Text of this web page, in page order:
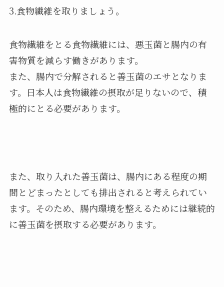
3.食物繊維を取りましょう。
食物繊維をとる食物繊維には、悪玉菌と腸内の有
害物質を減らす働きがあります。
また、腸内で分解されると善玉菌のエサとなりま
す。日本人は食物繊維の摂取が足りないので、積
極的にとる必要があります。
また、取り入れた善玉菌は、腸内にある程度の期
間とどまったとしても排出されると考えられてい
ます。そのため、腸内環境を整えるためには継続的
に善玉菌を摂取する必要があります。